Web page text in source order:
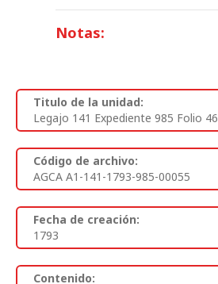
Notas:
Titulo de la unidad:
Legajo 141 Expediente 985 Folio 46
Código de archivo:
AGCA A1-141-1793-985-00055
Fecha de creación:
1793
Contenido: